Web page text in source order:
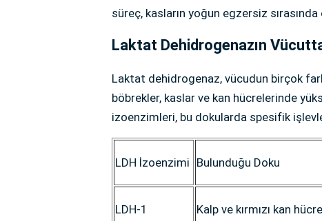
süreç, kasların yoğun egzersiz sırasında
Laktat Dehidrogenazın
Laktat dehidrogenaz, vücudun birçok
böbrekler, kaslar ve kan hücrelerinde
izoenzimleri, bu dokularda spesifik
LDH İzoenzimi Bulunduğu Doku
LDH-1 Kalp ve kırmızı kan